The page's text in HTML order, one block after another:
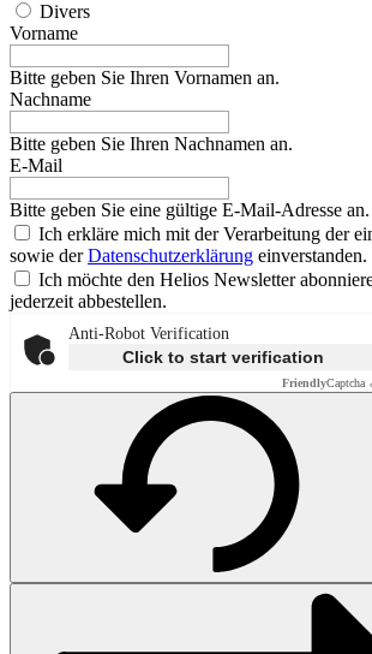
Divers
Vorname
Bitte geben Sie Ihren Vornamen an.
Nachname
Bitte geben Sie Ihren Nachnamen an.
E-Mail
Bitte geben Sie eine gültige E-Mail-Adresse an.
Ich erkläre mich mit der Verarbeitung der
sowie derDatenschutzerklärung einverstanden.
Ich möchte den Helios Newsletter
jederzeit abbestellen.
Anti-Robot Verification
Click to start verification
FriendlyCaptcha